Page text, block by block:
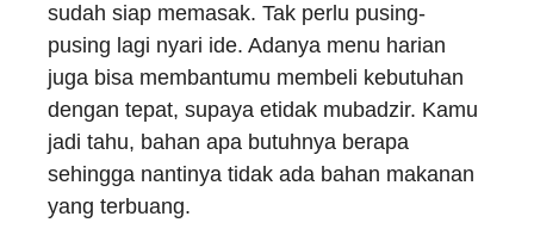
sudah siap memasak. Tak perlu pusing-
pusing lagi nyari ide. Adanya menu harian
juga bisa membantumu membeli kebutuhan
dengan tepat, supaya etidak mubadzir. Kamu
jadi tahu, bahan apa butuhnya berapa
sehingga nantinya tidak ada bahan makanan
yang terbuang.